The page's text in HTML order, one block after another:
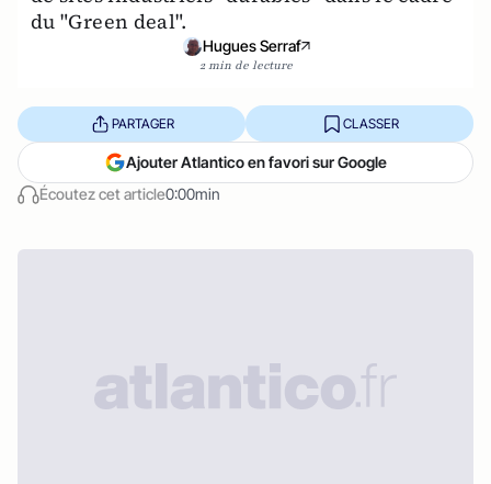
du "Green deal".
Hugues Serraf
2 min de lecture
Écoutez cet article0:00min
PARTAGER CLASSER
Ajouter Atlantico en favori sur Google